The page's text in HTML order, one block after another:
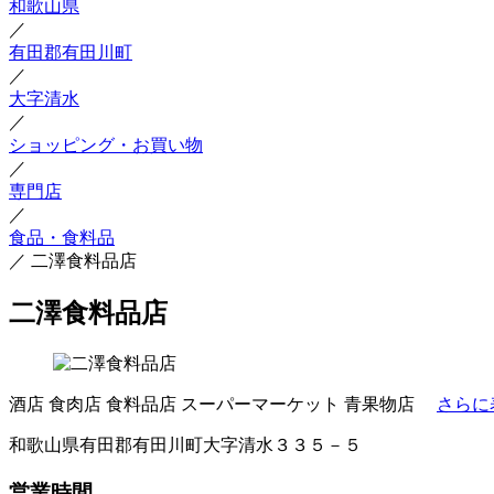
和歌山県
／
有田郡有田川町
／
大字清水
／
ショッピング・お買い物
／
専門店
／
食品・食料品
／ 二澤食料品店
二澤食料品店
酒店 食肉店 食料品店 スーパーマーケット 青果物店 さら
和歌山県有田郡有田川町大字清水３３５－５